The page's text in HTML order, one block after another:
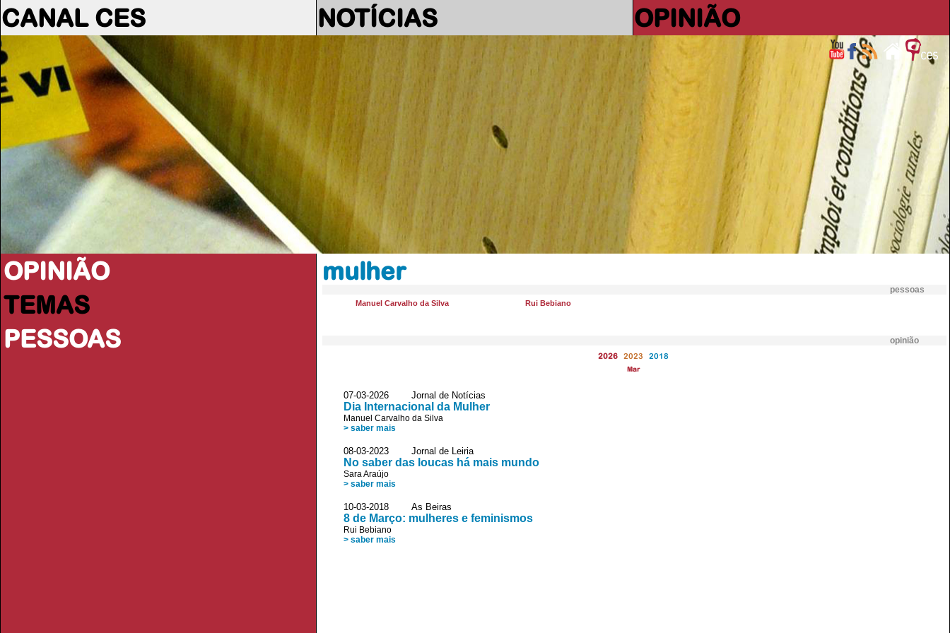
CANAL CES NOTÍCIAS OPINIÃO
OPINIÃO
TEMAS
PESSOAS
mulher
pessoas
Manuel Carvalho da Silva Rui Bebiano
opinião
2026 2023 2018
Mar
07-03-2026 Jornal de Notícias
Dia Internacional da Mulher
Manuel Carvalho da Silva
> saber mais
08-03-2023 Jornal de Leiria
No saber das loucas há mais mundo
Sara Araújo
> saber mais
10-03-2018 As Beiras
8 de Março: mulheres e feminismos
Rui Bebiano
> saber mais